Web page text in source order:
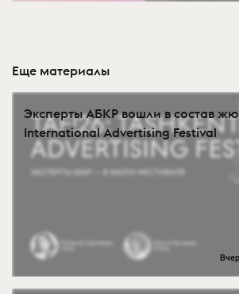
Еще материалы
Эксперты АБКР вошли в состав
International Advertising Festival